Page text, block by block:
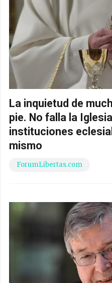
La inquietud de
pie. No falla la
instituciones
mismo
ForumLibertas.com